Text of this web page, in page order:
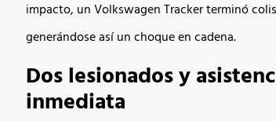
impacto, un Volkswagen Tracker terminó
generándose así un choque en cadena.
Dos lesionados y
inmediata